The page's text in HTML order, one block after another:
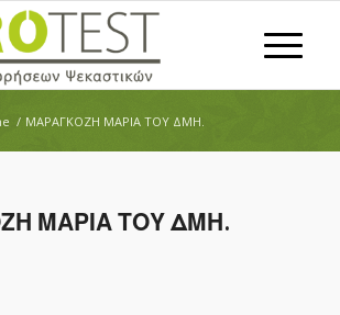
/ ΜΑΡΑΓΚΟΖΗ ΜΑΡΙΑ ΤΟΥ ΔΜΗ.
ΜΑΡΙΑ ΤΟΥ ΔΜΗ.